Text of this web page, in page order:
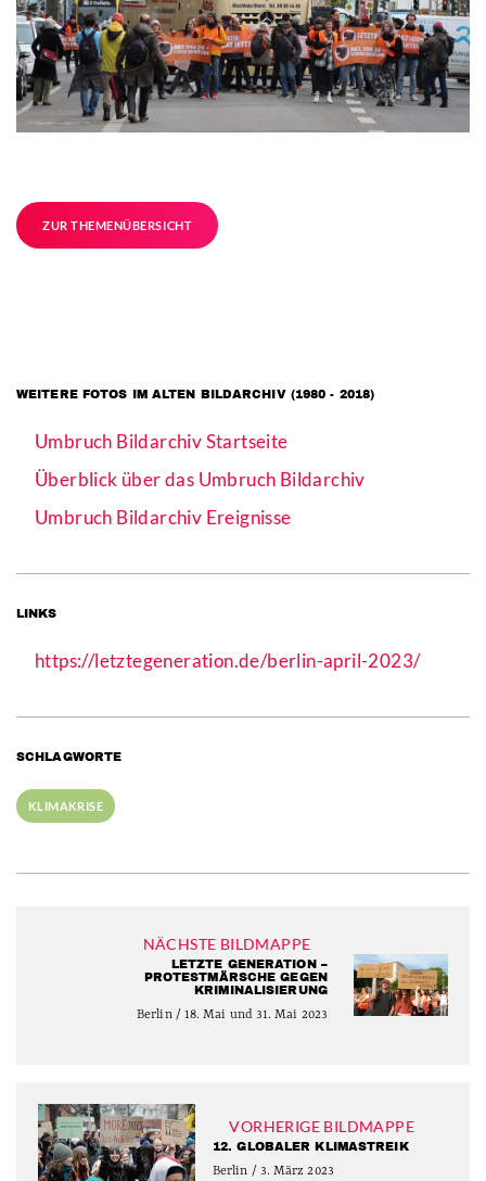
ZUR THEMENÜBERSICHT
WEITERE FOTOS IM ALTEN BILDARCHIV (1980 - 2018)
Umbruch Bildarchiv Startseite
Überblick über das Umbruch Bildarchiv
Umbruch Bildarchiv Ereignisse
LINKS
https://letztegeneration.de/berlin-april-2023/
SCHLAGWORTE
KLIMAKRISE
NÄCHSTE BILDMAPPE
LETZTE GENERATION –
PROTESTMÄRSCHE GEGEN
KRIMINALISIERUNG
Berlin / 18. Mai und 31. Mai 2023
VORHERIGE BILDMAPPE
12. GLOBALER KLIMASTREIK
Berlin / 3. März 2023